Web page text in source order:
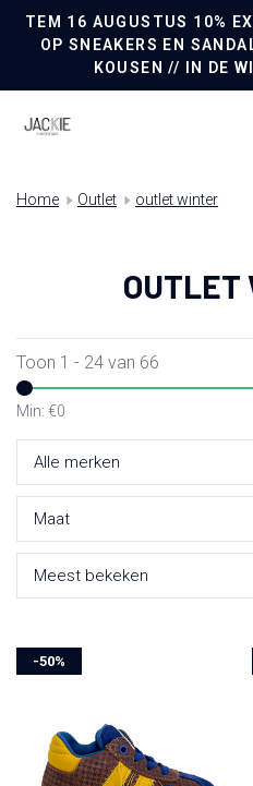
TEM 16 AUGUSTUS 10%
OP SNEAKERS EN
KOUSEN // IN DE
Home Outlet outlet winter
OUTLET
Toon 1 - 24 van 66
Min: €0
Alle merken
Maat
Meest bekeken
-50%